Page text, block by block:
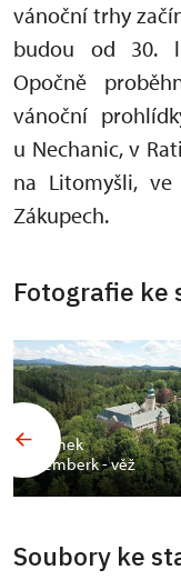
vánoční trhy
budou od 30.
Opočně
vánoční
u Nechanic, v
na Litomyšli,
Zákupech.
Fotografie ke
Zámek
Lemberk - věž
Soubory ke